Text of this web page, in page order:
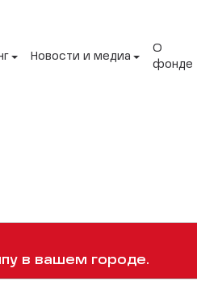
Новости и медиа
О
фонде
в вашем городе.